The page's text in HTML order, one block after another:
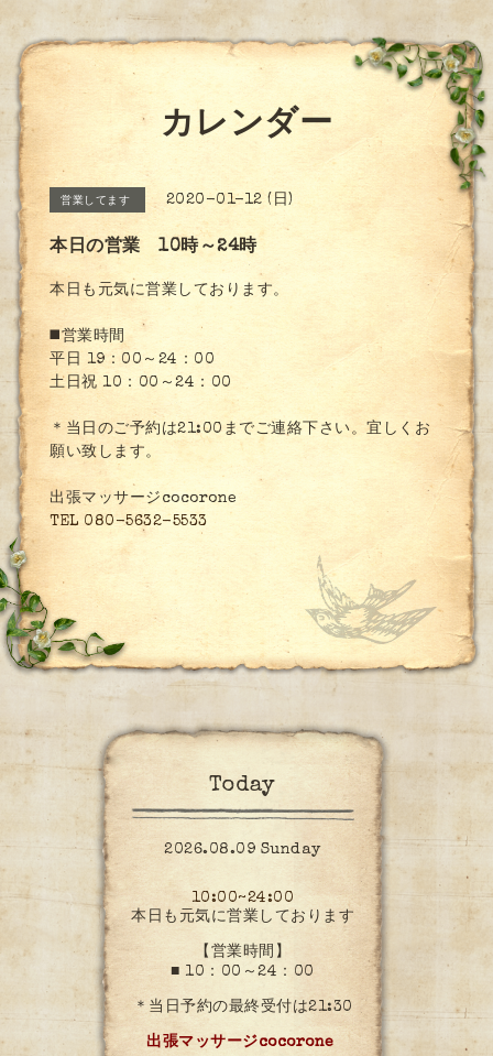
カレンダー
営業してます 2020-01-12 (日)
本日の営業 10時～24時
本日も元気に営業しております。
◼️営業時間
平日 19：00～24：00
土日祝 10：00～24：00
＊当日のご予約は21:00までご連絡下さい。宜しくお
願い致します。
出張マッサージcocorone
TEL 080-5632-5533
Today
2026.08.09 Sunday
10:00~24:00
本日も元気に営業しております
【営業時間】
■ 10：00～24：00
＊当日予約の最終受付は21:30
出張マッサージcocorone